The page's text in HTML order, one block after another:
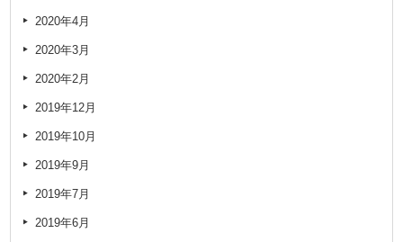
2020年4月
2020年3月
2020年2月
2019年12月
2019年10月
2019年9月
2019年7月
2019年6月